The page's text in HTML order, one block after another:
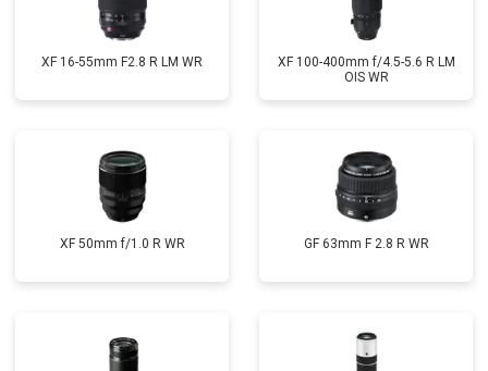
XF 16-55mm F2.8 R LM WR
XF 100-400mm f/4.5-5.6 R LM
OIS WR
XF 50mm f/1.0 R WR GF 63mm F 2.8 R WR